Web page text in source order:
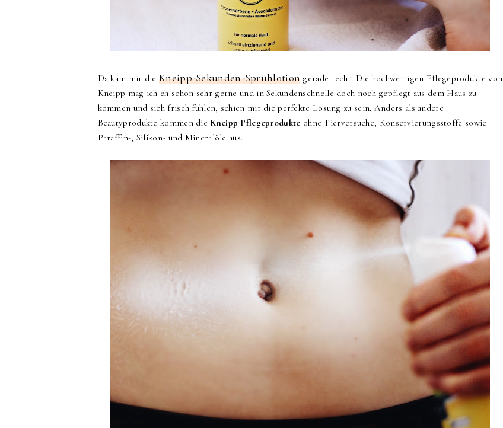
Da kam mir die Kneipp-Sekunden-Sprühlotion gerade recht. Die hochwertigen Pflegeprodukte von
Kneipp mag ich eh schon sehr gerne und in Sekundenschnelle doch noch gepflegt aus dem Haus zu
kommen und sich frisch fühlen, schien mir die perfekte Lösung zu sein. Anders als andere
Beautyprodukte kommen die Kneipp Pflegeprodukte ohne Tierversuche, Konservierungsstoffe sowie
Paraffin-, Silikon- und Mineralöle aus.